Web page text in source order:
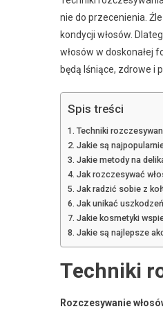
nie do przecenienia.
kondycji włosów.
włosów w doskonałej
będą lśniące, zdrowe i
Spis treści
Techniki
Jakie są
Jakie metody na
Jak rozczesywać
Jak radzić sobie z
Jak unikać
Jakie kosmetyki
Jakie są najlepsze
Techniki
Rozczesywanie